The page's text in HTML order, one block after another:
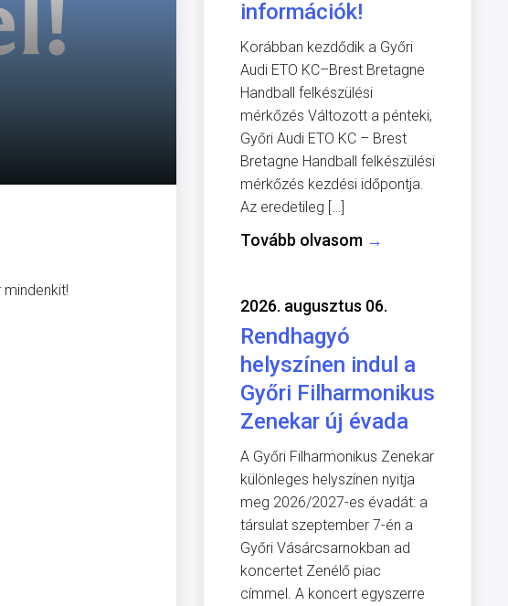
információk!
Korábban kezdődik a Győri
Audi ETO KC–Brest Bretagne
Handball felkészülési
mérkőzés Változott a pénteki,
Győri Audi ETO KC – Brest
Bretagne Handball felkészülési
mérkőzés kezdési időpontja.
Az eredetileg […]
Tovább olvasom →
2026. augusztus 06.
Rendhagyó
helyszínen indul a
Győri Filharmonikus
Zenekar új évada
A Győri Filharmonikus Zenekar
különleges helyszínen nyitja
meg 2026/2027-es évadát: a
társulat szeptember 7-én a
Győri Vásárcsarnokban ad
koncertet Zenélő piac
címmel. A koncert egyszerre